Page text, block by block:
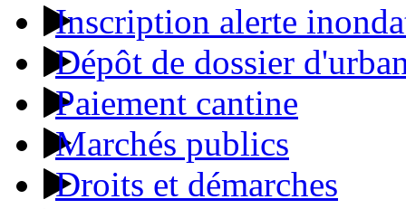
Inscription alerte
Dépôt de dossier
Paiement cantine
Marchés publics
Droits et démarches